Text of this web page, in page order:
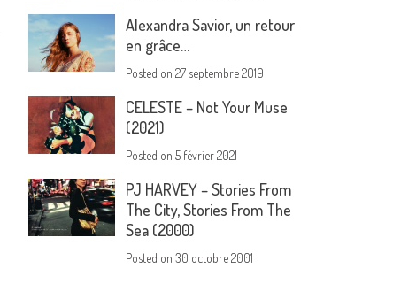
Alexandra Savior, un retour
en grâce…
Posted on27 septembre 2019
CELESTE – Not Your Muse
(2021)
Posted on5 février 2021
PJ HARVEY – Stories From
The City, Stories From The
Sea (2000)
Posted on30 octobre 2001